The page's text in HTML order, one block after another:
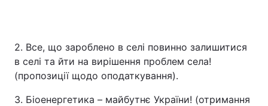
2. Все, що зароблено в селі повинно залишитися
в селі та йти на вирішення проблем села!
(пропозиції щодо оподаткування).
3. Біоенергетика – майбутнє України! (отримання